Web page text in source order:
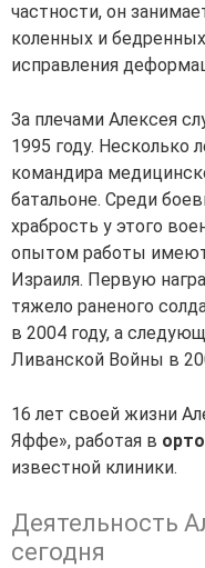
частности, он
коленных и
исправления
За плечами Алексея
1995 году. Несколько
командира
батальоне. Среди
храбрость у этого
опытом работы
Израиля. Первую
тяжело раненого
в 2004 году, а
Ливанской Войны в
16 лет своей жизни
Яффе», работая в
известной клиники.
Деятельность
сегодня